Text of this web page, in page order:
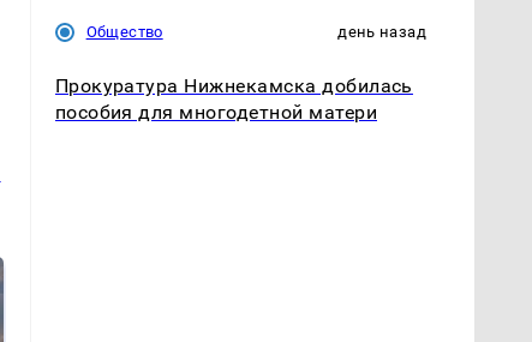
Общество день назад
Прокуратура Нижнекамска добилась
пособия для многодетной матери